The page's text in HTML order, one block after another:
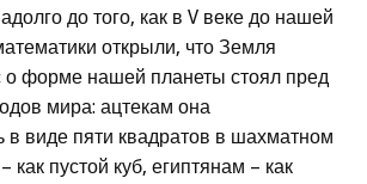
до того, как в V веке до нашей
открыли, что Земля
о форме нашей планеты стоял пред
мира: ацтекам она
в виде пяти квадратов в шахматном
как пустой куб, египтянам – как